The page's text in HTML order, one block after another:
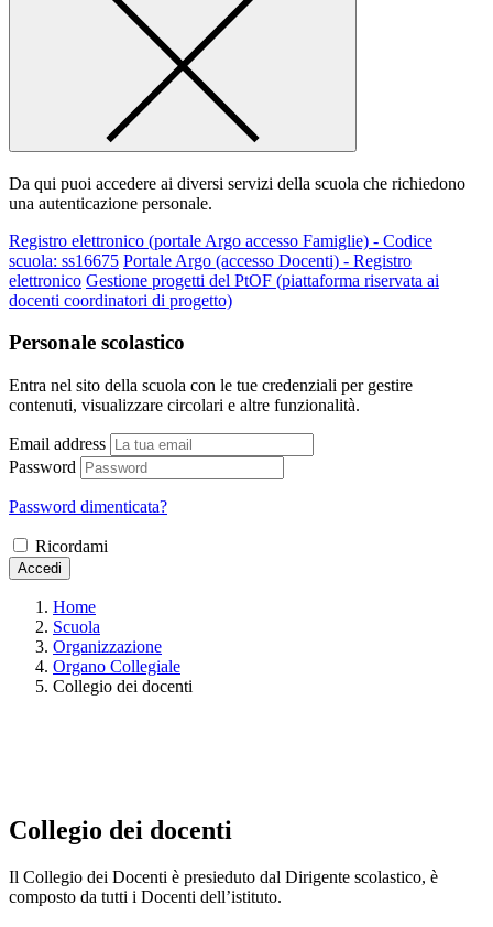
Da qui puoi accedere ai diversi servizi della scuola che richiedono
una autenticazione personale.
Registro elettronico (portale Argo accesso Famiglie) - Codice
scuola: ss16675 Portale Argo (accesso Docenti) - Registro
elettronico Gestione progetti del PtOF (piattaforma riservata ai
docenti coordinatori di progetto)
Personale scolastico
Entra nel sito della scuola con le tue credenziali per gestire
contenuti, visualizzare circolari e altre funzionalità.
Email address
Password
Password dimenticata?
Ricordami
Accedi
Home
Scuola
Organizzazione
Organo Collegiale
Collegio dei docenti
Collegio dei docenti
Il Collegio dei Docenti è presieduto dal Dirigente scolastico, è
composto da tutti i Docenti dell’istituto.